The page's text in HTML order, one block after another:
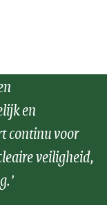
en
continu voor
veiligheid,